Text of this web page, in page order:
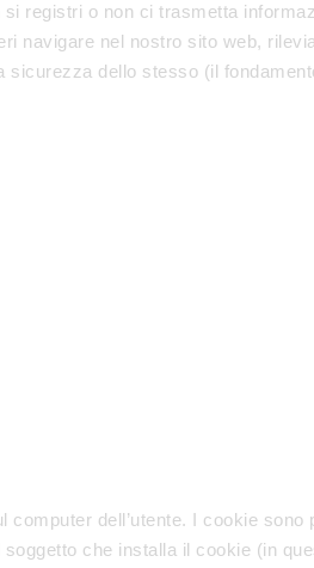
registri o non ci trasmetta
navigare nel nostro sito web,
dello stesso (il
dell’utente. I cookie
che installa il cookie (in